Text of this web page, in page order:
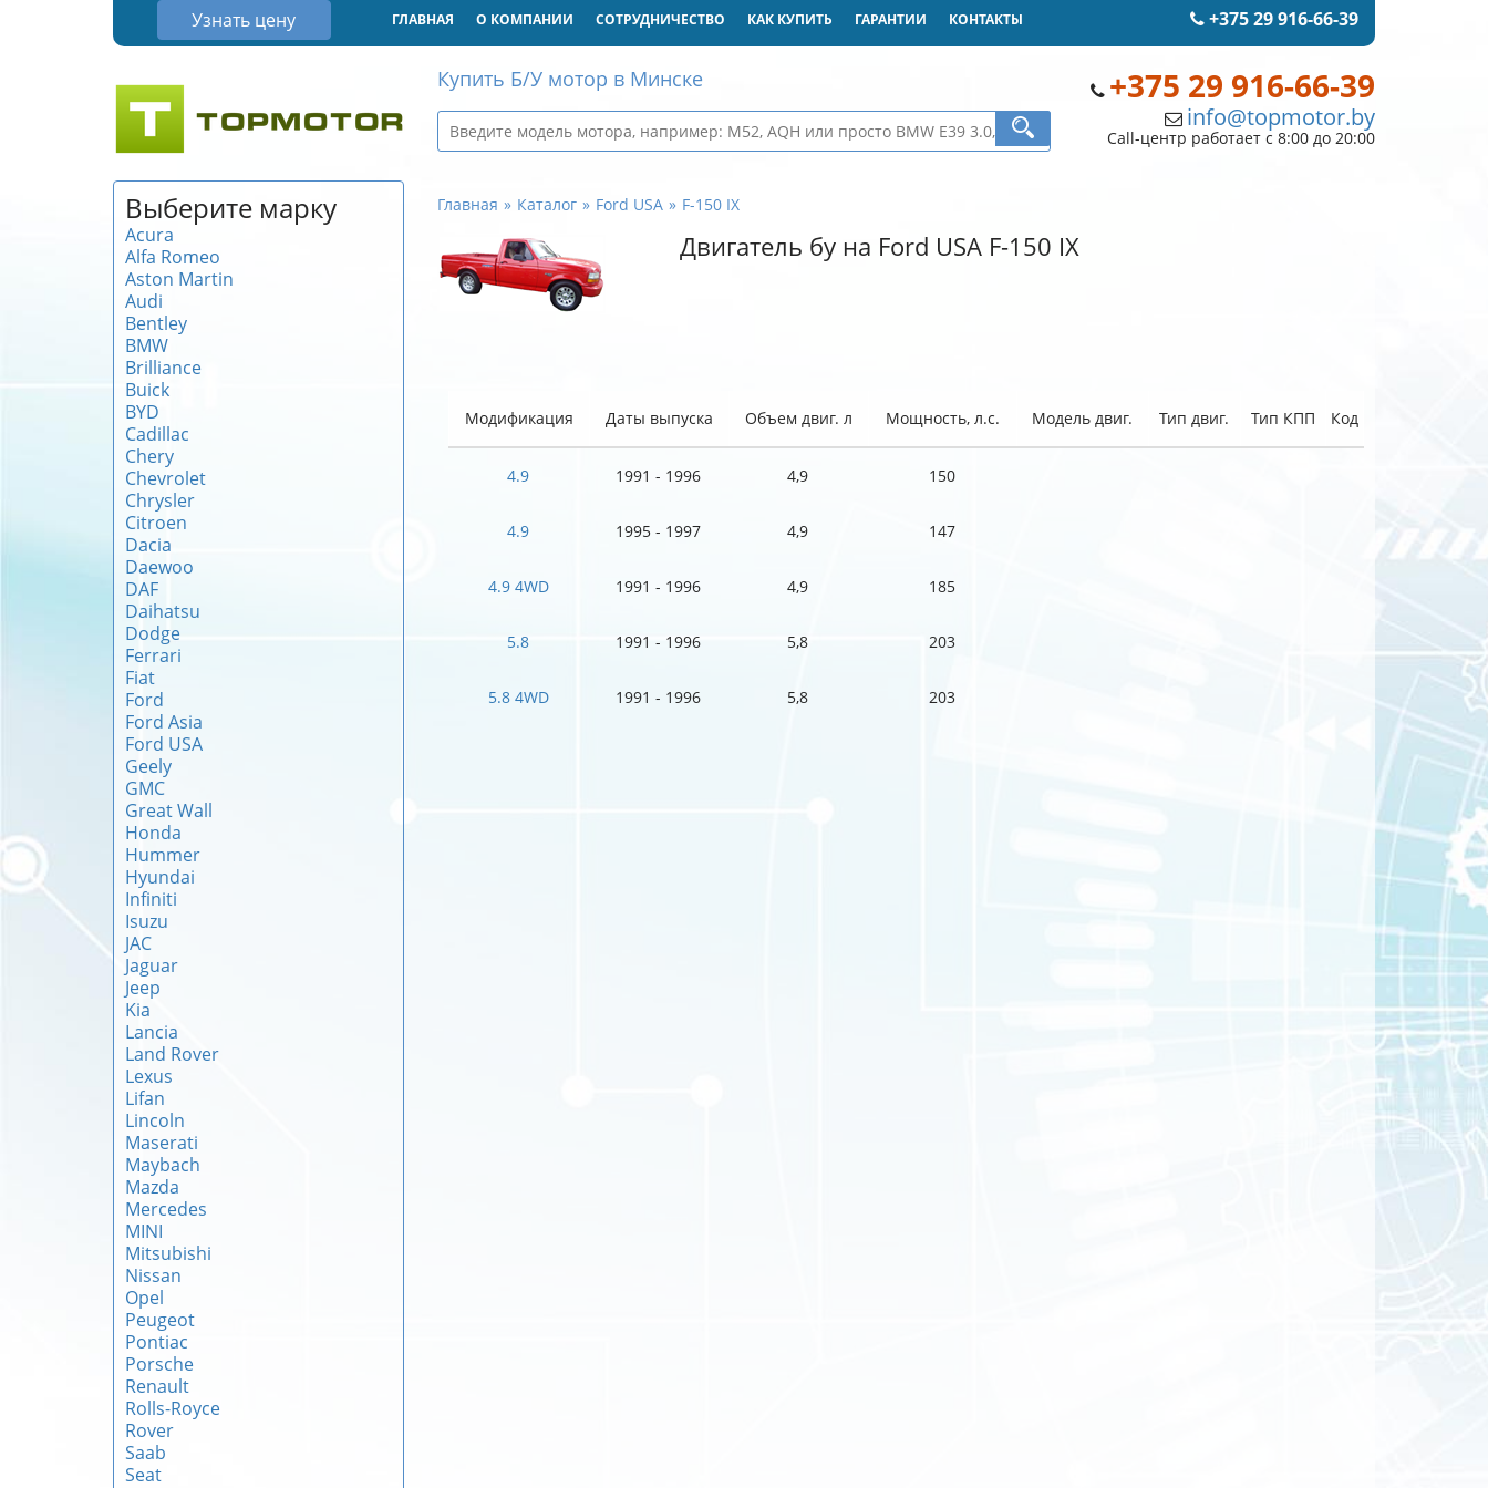
Узнать цену +375 29 916-66-39
ГЛАВНАЯ О КОМПАНИИ СОТРУДНИЧЕСТВО КАК КУПИТЬ ГАРАНТИИ КОНТАКТЫ
+375 29 916-66-39
info@topmotor.by
Call-центр работает с 8:00 до 20:00
Купить Б/У мотор в Минске
Выберите марку
Acura
Alfa Romeo
Aston Martin
Audi
Bentley
BMW
Brilliance
Buick
BYD
Cadillac
Chery
Chevrolet
Chrysler
Citroen
Dacia
Daewoo
DAF
Daihatsu
Dodge
Ferrari
Fiat
Ford
Ford Asia
Ford USA
Geely
GMC
Great Wall
Honda
Hummer
Hyundai
Infiniti
Isuzu
JAC
Jaguar
Jeep
Kia
Lancia
Land Rover
Lexus
Lifan
Lincoln
Maserati
Maybach
Mazda
Mercedes
MINI
Mitsubishi
Nissan
Opel
Peugeot
Pontiac
Porsche
Renault
Rolls-Royce
Rover
Saab
Seat
Главная Каталог Ford USA F-150 IX
Двигатель бу на Ford USA F-150 IX
Модификация Даты выпуска Объем двиг. л Мощность, л.с. Модель двиг. Тип двиг. Тип КПП Код
4.9 1991 - 1996 4,9 150
4.9 1995 - 1997 4,9 147
4.9 4WD 1991 - 1996 4,9 185
5.8 1991 - 1996 5,8 203
5.8 4WD 1991 - 1996 5,8 203